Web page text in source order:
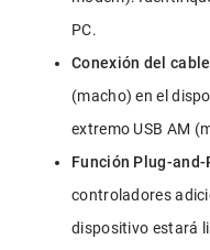
PC.
Conexión del
(macho) en el
extremo USB AM
Función Plug-and-
controladores
dispositivo estará